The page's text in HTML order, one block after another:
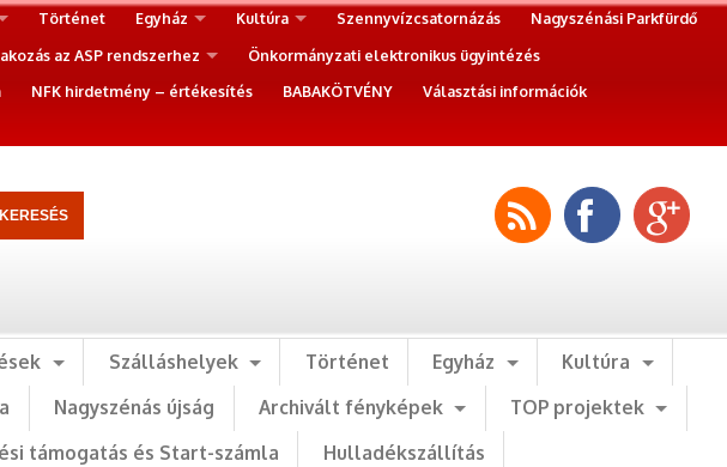
Történet Egyház Kultúra Szennyvízcsatornázás
Nagyszénási Parkfürdő
az ASP rendszerhez
Önkormányzati elektronikus ügyintézés
NFK hirdetmény – értékesítés BABAKÖTVÉNY
Választási információk
Szálláshelyek Történet Egyház
Kultúra
Nagyszénás újság Archivált fényképek
TOP projektek
támogatás és Start-számla
Hulladékszállítás